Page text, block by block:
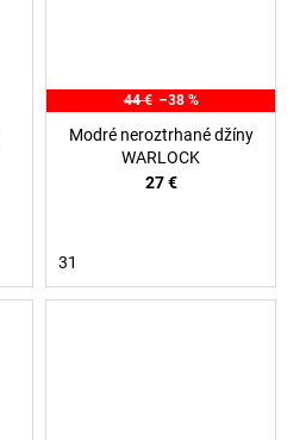
44 € –38 %
Modré neroztrhané džíny
WARLOCK
27 €
31